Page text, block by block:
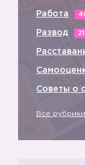
Работа
Развод 21
Советы о
Все рубрики